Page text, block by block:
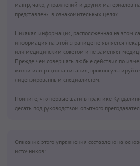
мантр, чакр, упражнений и других материалов
представлены в ознакомительных целях.
Никакая информация, расположенная на этом
информация на этой странице не является
или медицинским советом и не заменяет
Прежде чем совершать любые действия по
жизни или рациона питания,
лицензированным специалистом.
Помните, что первые шаги в практике
делать под руководством опытного
Описание этого упражнения составлено на
источников: